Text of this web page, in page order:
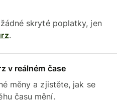
skryté poplatky, jen
.
v reálném čase
měny a zjistěte, jak se
času mění.